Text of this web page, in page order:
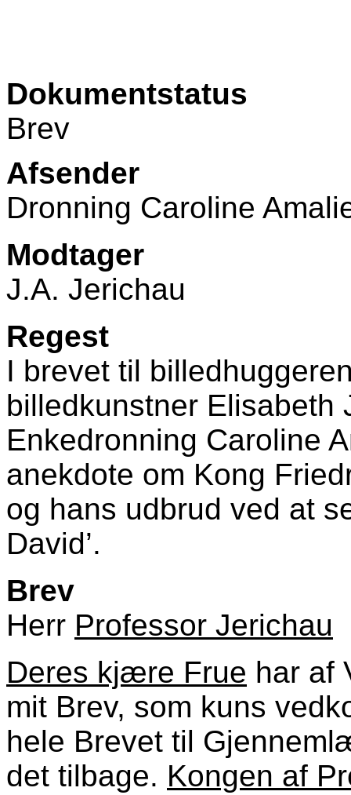
Dokumentstatus
Brev
Afsender
Dronning Caroline
Modtager
J.A. Jerichau
Regest
I brevet til
billedkunstner Elisabeth
Enkedronning Caroline
anekdote om Kong
og hans udbrud ved at
David’.
Brev
Herr Professor Jerichau
Deres kjære Frue har af
mit Brev, som kuns
hele Brevet til
det tilbage. Kongen af